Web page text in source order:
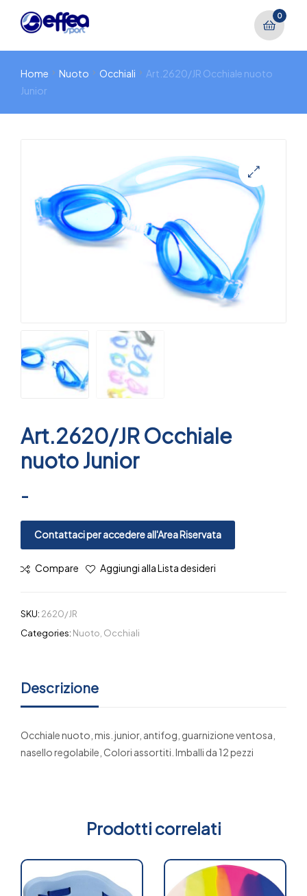
0
Home Nuoto Occhiali
Art.2620/JR Occhiale nuoto
Junior
🔍
Art.2620/JR Occhiale
nuoto Junior
-
Contattaci per accedere all'Area Riservata
Compare Aggiungi alla Lista desideri
SKU: 2620/JR
Categories: Nuoto Occhiali
Descrizione
Occhiale nuoto, mis. junior, antifog, guarnizione ventosa,
nasello regolabile, Colori assortiti. Imballi da 12 pezzi
Prodotti correlati